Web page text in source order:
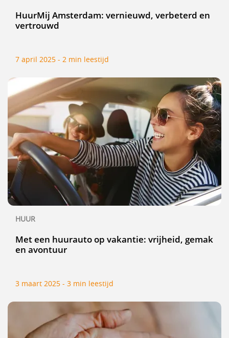
HuurMij Amsterdam: vernieuwd, verbeterd en
vertrouwd
7 april 2025 - 2 min leestijd
HUUR
Met een huurauto op vakantie: vrijheid, gemak
en avontuur
3 maart 2025 - 3 min leestijd